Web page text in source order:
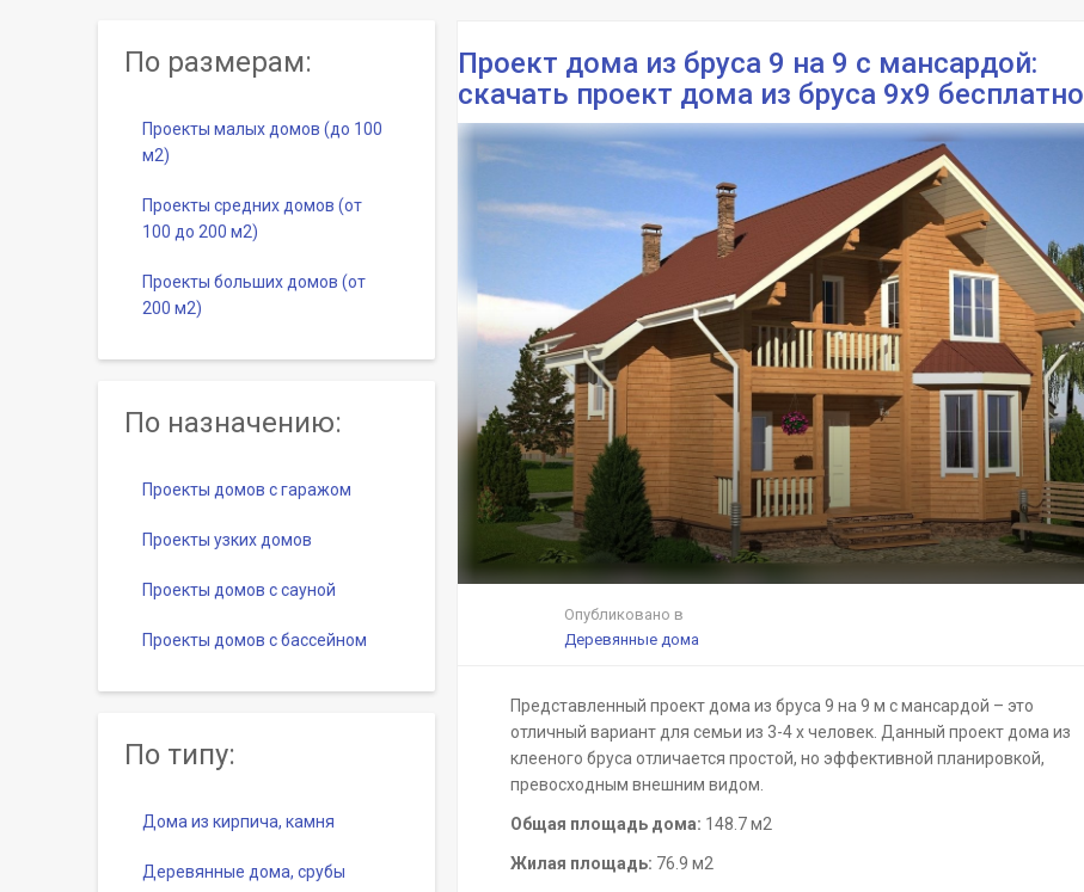
Проект дома из бруса 9 на 9 с мансардой:
скачать проект дома из бруса 9х9 бесплатно
Опубликовано в
Деревянные дома
Представленный проект дома из бруса 9 на 9 м с мансардой – это
отличный вариант для семьи из 3-4 х человек. Данный проект дома из
клееного бруса отличается простой, но эффективной планировкой,
превосходным внешним видом.
Общая площадь дома: 148.7 м2
Жилая площадь: 76.9 м2
По размерам:
Проекты малых домов (до 100
м2)
Проекты средних домов (от
100 до 200 м2)
Проекты больших домов (от
200 м2)
По назначению:
Проекты домов с гаражом
Проекты узких домов
Проекты домов с сауной
Проекты домов с бассейном
По типу:
Дома из кирпича, камня
Деревянные дома, срубы